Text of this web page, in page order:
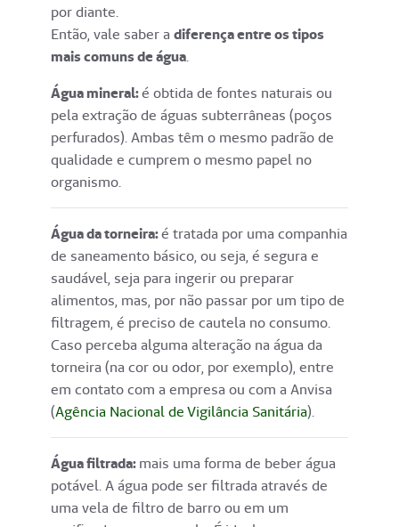
por diante.
Então, vale saber a diferença entre os tipos
mais comuns de água.
Água mineral:é obtida de fontes naturais ou
pela extração de águas subterrâneas (poços
perfurados). Ambas têm o mesmo padrão de
qualidade e cumprem o mesmo papel no
organismo.
Água da torneira:é tratada por uma companhia
de saneamento básico, ou seja, é segura e
saudável, seja para ingerir ou preparar
alimentos, mas, por não passar por um tipo de
filtragem, é preciso de cautela no consumo.
Caso perceba alguma alteração na água da
torneira (na cor ou odor, por exemplo), entre
em contato com a empresa ou com a Anvisa
(Agência Nacional de Vigilância Sanitária).
Água filtrada:mais uma forma de beber água
potável. A água pode ser filtrada através de
uma vela de filtro de barro ou em um